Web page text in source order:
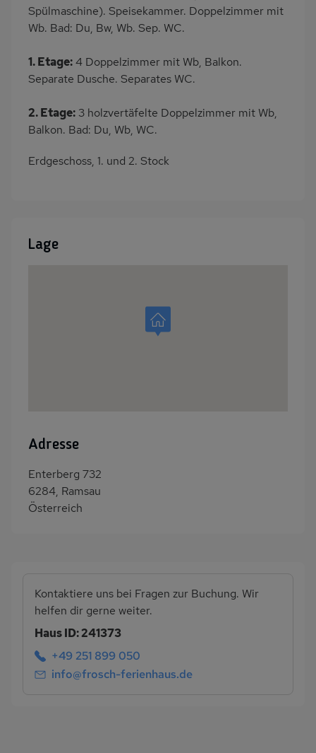
Spülmaschine). Speisekammer. Doppelzimmer mit
Wb. Bad: Du, Bw, Wb. Sep. WC.
1. Etage:4 Doppelzimmer mit Wb, Balkon.
Separate Dusche. Separates WC.
2. Etage: 3 holzvertäfelte Doppelzimmer mit Wb,
Balkon. Bad: Du, Wb, WC.
Erdgeschoss, 1. und 2. Stock
Lage
Adresse
Enterberg 732
6284, Ramsau
Österreich
Kontaktiere uns bei Fragen zur Buchung. Wir
helfen dir gerne weiter.
Haus ID: 241373
+49 251 899 050
info@frosch-ferienhaus.de